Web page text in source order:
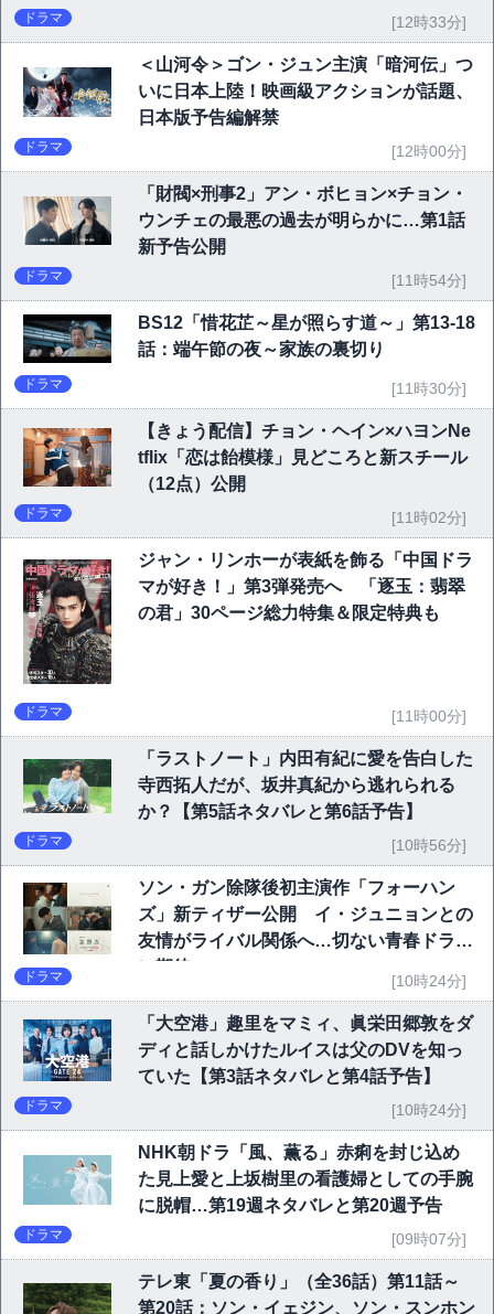
ドラマ [12時33分]
＜山河令＞ゴン・ジュン主演「暗河伝」つ
いに日本上陸！映画級アクションが話題、
日本版予告編解禁
ドラマ [12時00分]
「財閥×刑事2」アン・ボヒョン×チョン・
ウンチェの最悪の過去が明らかに…第1話
新予告公開
ドラマ [11時54分]
BS12「惜花芷～星が照らす道～」第13-18
話：端午節の夜～家族の裏切り
ドラマ [11時30分]
【きょう配信】チョン・ヘイン×ハヨンNe
tflix「恋は飴模様」見どころと新スチール
（12点）公開
ドラマ [11時02分]
ジャン・リンホーが表紙を飾る「中国ドラ
マが好き！」第3弾発売へ 「逐玉：翡翠
の君」30ページ総力特集＆限定特典も
ドラマ [11時00分]
「ラストノート」内田有紀に愛を告白した
寺西拓人だが、坂井真紀から逃れられる
か？【第5話ネタバレと第6話予告】
ドラマ [10時56分]
ソン・ガン除隊後初主演作「フォーハン
ズ」新ティザー公開 イ・ジュニョンとの
友情がライバル関係へ…切ない青春ドラマ
ドラマ [10時24分]
「大空港」趣里をマミィ、眞栄田郷敦をダ
ディと話しかけたルイスは父のDVを知っ
ていた【第3話ネタバレと第4話予告】
ドラマ [10時24分]
NHK朝ドラ「風、薫る」赤痢を封じ込め
た見上愛と上坂樹里の看護婦としての手腕
に脱帽…第19週ネタバレと第20週予告
ドラマ [09時07分]
テレ東「夏の香り」（全36話）第11話～
第20話：ソン・イェジン、ソン・スンホン